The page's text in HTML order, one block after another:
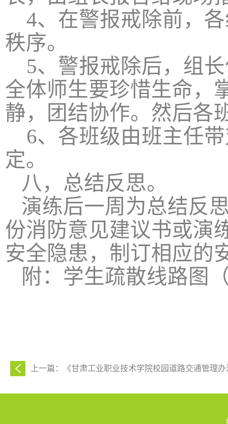
4、在警报戒除前，
秩序。
5、警报戒除后，组
全体师生要珍惜生命，
静，团结协作。然后各
6、各班级由班主任
定。
八，总结反思。
演练后一周为总结反
份消防意见建议书或演
安全隐患，制订相应的
附：学生疏散线路图
上一篇：《甘肃工业职业技术学院校园道路交通管理办